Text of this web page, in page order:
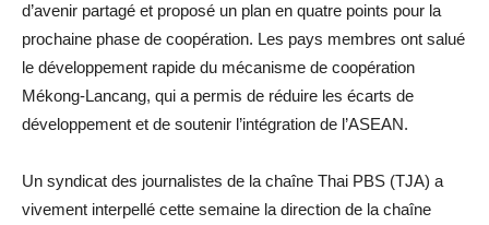
d’avenir partagé et proposé un plan en quatre points pour la
prochaine phase de coopération. Les pays membres ont salué
le développement rapide du mécanisme de coopération
Mékong-Lancang, qui a permis de réduire les écarts de
développement et de soutenir l’intégration de l’ASEAN.
Un syndicat des journalistes de la chaîne Thai PBS (TJA) a
vivement interpellé cette semaine la direction de la chaîne